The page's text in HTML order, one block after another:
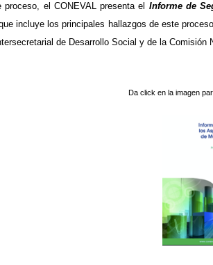
proceso, el CONEVAL presenta el Informe de
incluye los principales hallazgos de este
de Desarrollo Social y de la Comisión
Da click en la imagen